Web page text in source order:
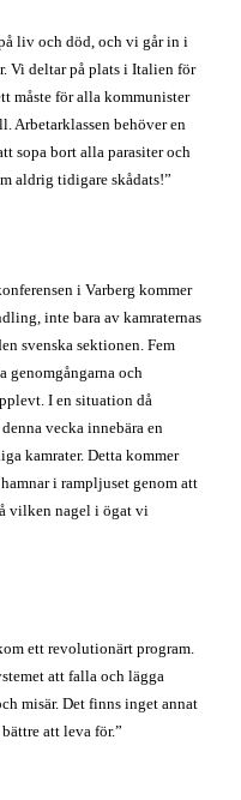
liv och död, och vi går in i
Vi deltar på plats i Italien för
måste för alla kommunister
Arbetarklassen behöver en
sopa bort alla parasiter och
aldrig tidigare skådats!”
i Varberg kommer
inte bara av kamraternas
svenska sektionen. Fem
genomgångarna och
I en situation då
vecka innebära en
kamrater. Detta kommer
i rampljuset genom att
vilken nagel i ögat vi
ett revolutionärt program.
att falla och lägga
misär. Det finns inget annat
att leva för.”